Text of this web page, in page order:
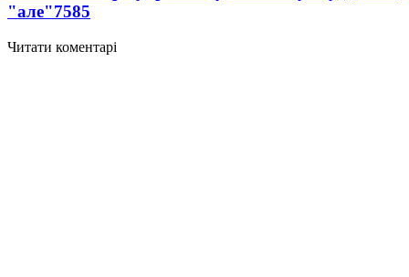
"але"7585
Читати коментарі